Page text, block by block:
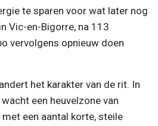
te sparen voor wat later nog
Vic-en-Bigorre, na 113
vervolgens opnieuw doen
het karakter van de rit. In
een heuvelzone van
een aantal korte, steile